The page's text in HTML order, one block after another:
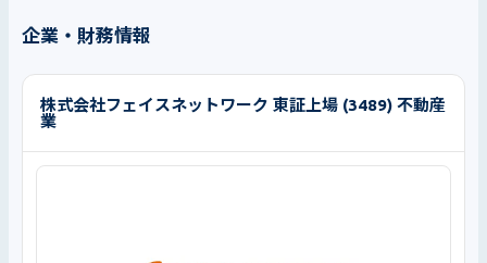
企業・財務情報
株式会社フェイスネットワーク 東証上場 (3489) 不動産
業